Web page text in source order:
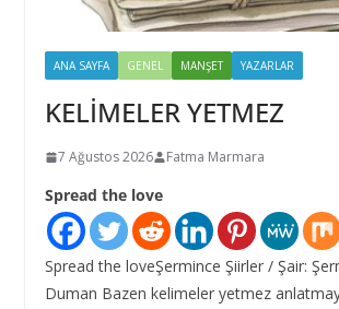
ANA SAYFA GENEL MANŞET YAZARLAR
KELİMELER YETMEZ
7 Ağustos 2026 Fatma Marmara
Spread the love
Spread the loveŞermince Şiirler / Şair:
Duman Bazen kelimeler yetmez